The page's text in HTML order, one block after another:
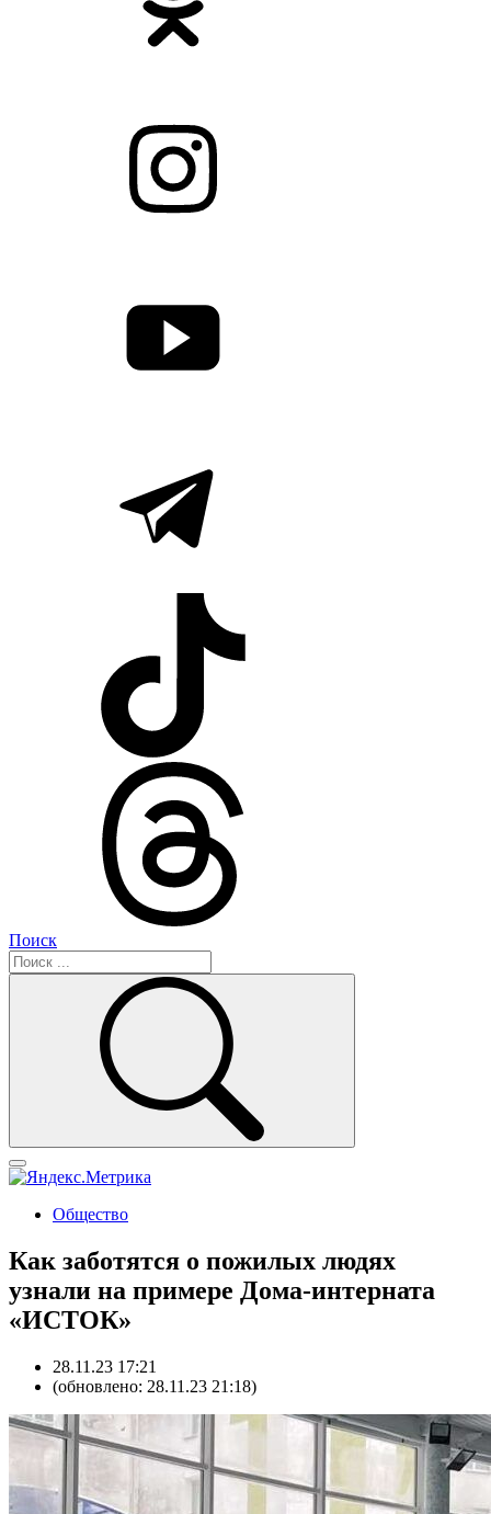
Поиск
Общество
Как заботятся о пожилых людях
узнали на примере Дома-интерната
«ИСТОК»
28.11.23 17:21
(обновлено: 28.11.23 21:18)